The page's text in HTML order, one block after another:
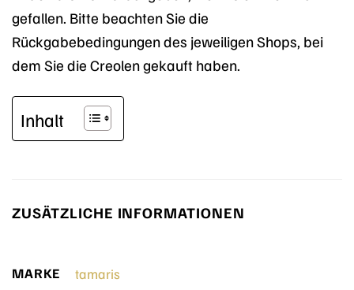
gefallen. Bitte beachten Sie die
Rückgabebedingungen des jeweiligen Shops, bei
dem Sie die Creolen gekauft haben.
Inhalt
ZUSÄTZLICHE INFORMATIONEN
MARKE tamaris